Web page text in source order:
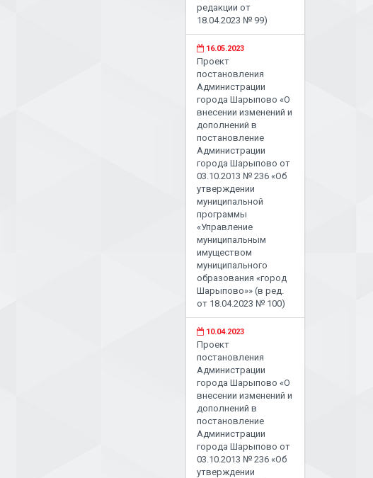
редакции от
18.04.2023 № 99)
16.05.2023
Проект
постановления
Администрации
города Шарыпово «О
внесении изменений и
дополнений в
постановление
Администрации
города Шарыпово от
03.10.2013 № 236 «Об
утверждении
муниципальной
программы
«Управление
муниципальным
имуществом
муниципального
образования «город
Шарыпово»» (в ред.
от 18.04.2023 № 100)
10.04.2023
Проект
постановления
Администрации
города Шарыпово «О
внесении изменений и
дополнений в
постановление
Администрации
города Шарыпово от
03.10.2013 № 236 «Об
утверждении